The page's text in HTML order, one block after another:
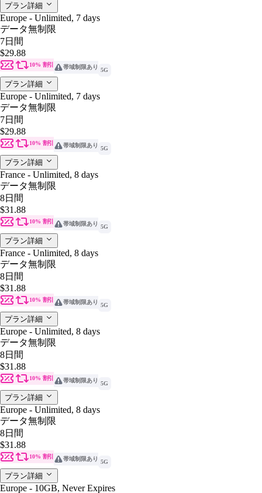
プラン詳細
Europe - Unlimited, 7 days
データ無制限
7日間
$29.88
10% 割引 帯域制限あり 5G
プラン詳細
Europe - Unlimited, 7 days
データ無制限
7日間
$29.88
10% 割引 帯域制限あり 5G
プラン詳細
France - Unlimited, 8 days
データ無制限
8日間
$31.88
10% 割引 帯域制限あり 5G
プラン詳細
France - Unlimited, 8 days
データ無制限
8日間
$31.88
10% 割引 帯域制限あり 5G
プラン詳細
Europe - Unlimited, 8 days
データ無制限
8日間
$31.88
10% 割引 帯域制限あり 5G
プラン詳細
Europe - Unlimited, 8 days
データ無制限
8日間
$31.88
10% 割引 帯域制限あり 5G
プラン詳細
Europe - 10GB, Never Expires